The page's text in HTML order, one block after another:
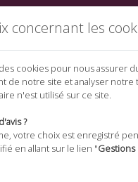
téléchargement
adhérent
concernant les
cookies pour nous assurer
de notre site et analyser notre
n'est utilisé sur ce site.
?
votre choix est enregistré
en allant sur le lien "